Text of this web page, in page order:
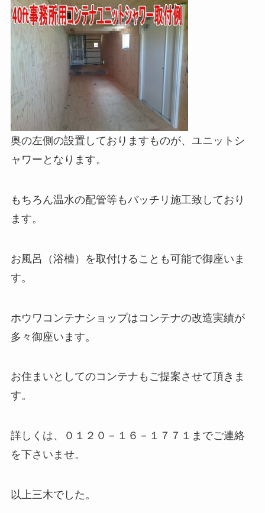
奥の左側の設置しておりますものが、ユニットシ
ャワーとなります。
もちろん温水の配管等もバッチリ施工致しており
ます。
お風呂（浴槽）を取付けることも可能で御座いま
す。
ホウワコンテナショップはコンテナの改造実績が
多々御座います。
お住まいとしてのコンテナもご提案させて頂きま
す。
詳しくは、０１２０－１６－１７７１までご連絡
を下さいませ。
以上三木でした。